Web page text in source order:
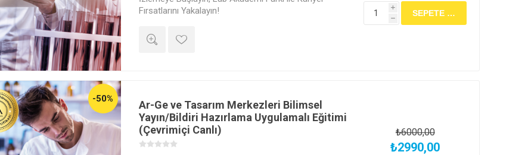
Fırsatlarını Yakalayın!
i
h
-50%
Ar-Ge ve Tasarım Merkezleri Bilimsel
Yayın/Bildiri Hazırlama Uygulamalı Eğitimi
(Çevrimiçi Canlı)
₺6000,00
₺2990,00